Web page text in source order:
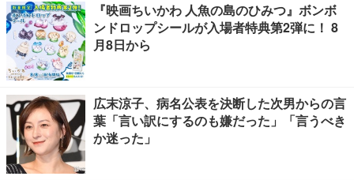
『映画ちいかわ 人魚の島のひみつ』ボンボ
ンドロップシールが入場者特典第2弾に！ 8
月8日から
広末涼子、病名公表を決断した次男からの言
葉「言い訳にするのも嫌だった」「言うべき
か迷った」